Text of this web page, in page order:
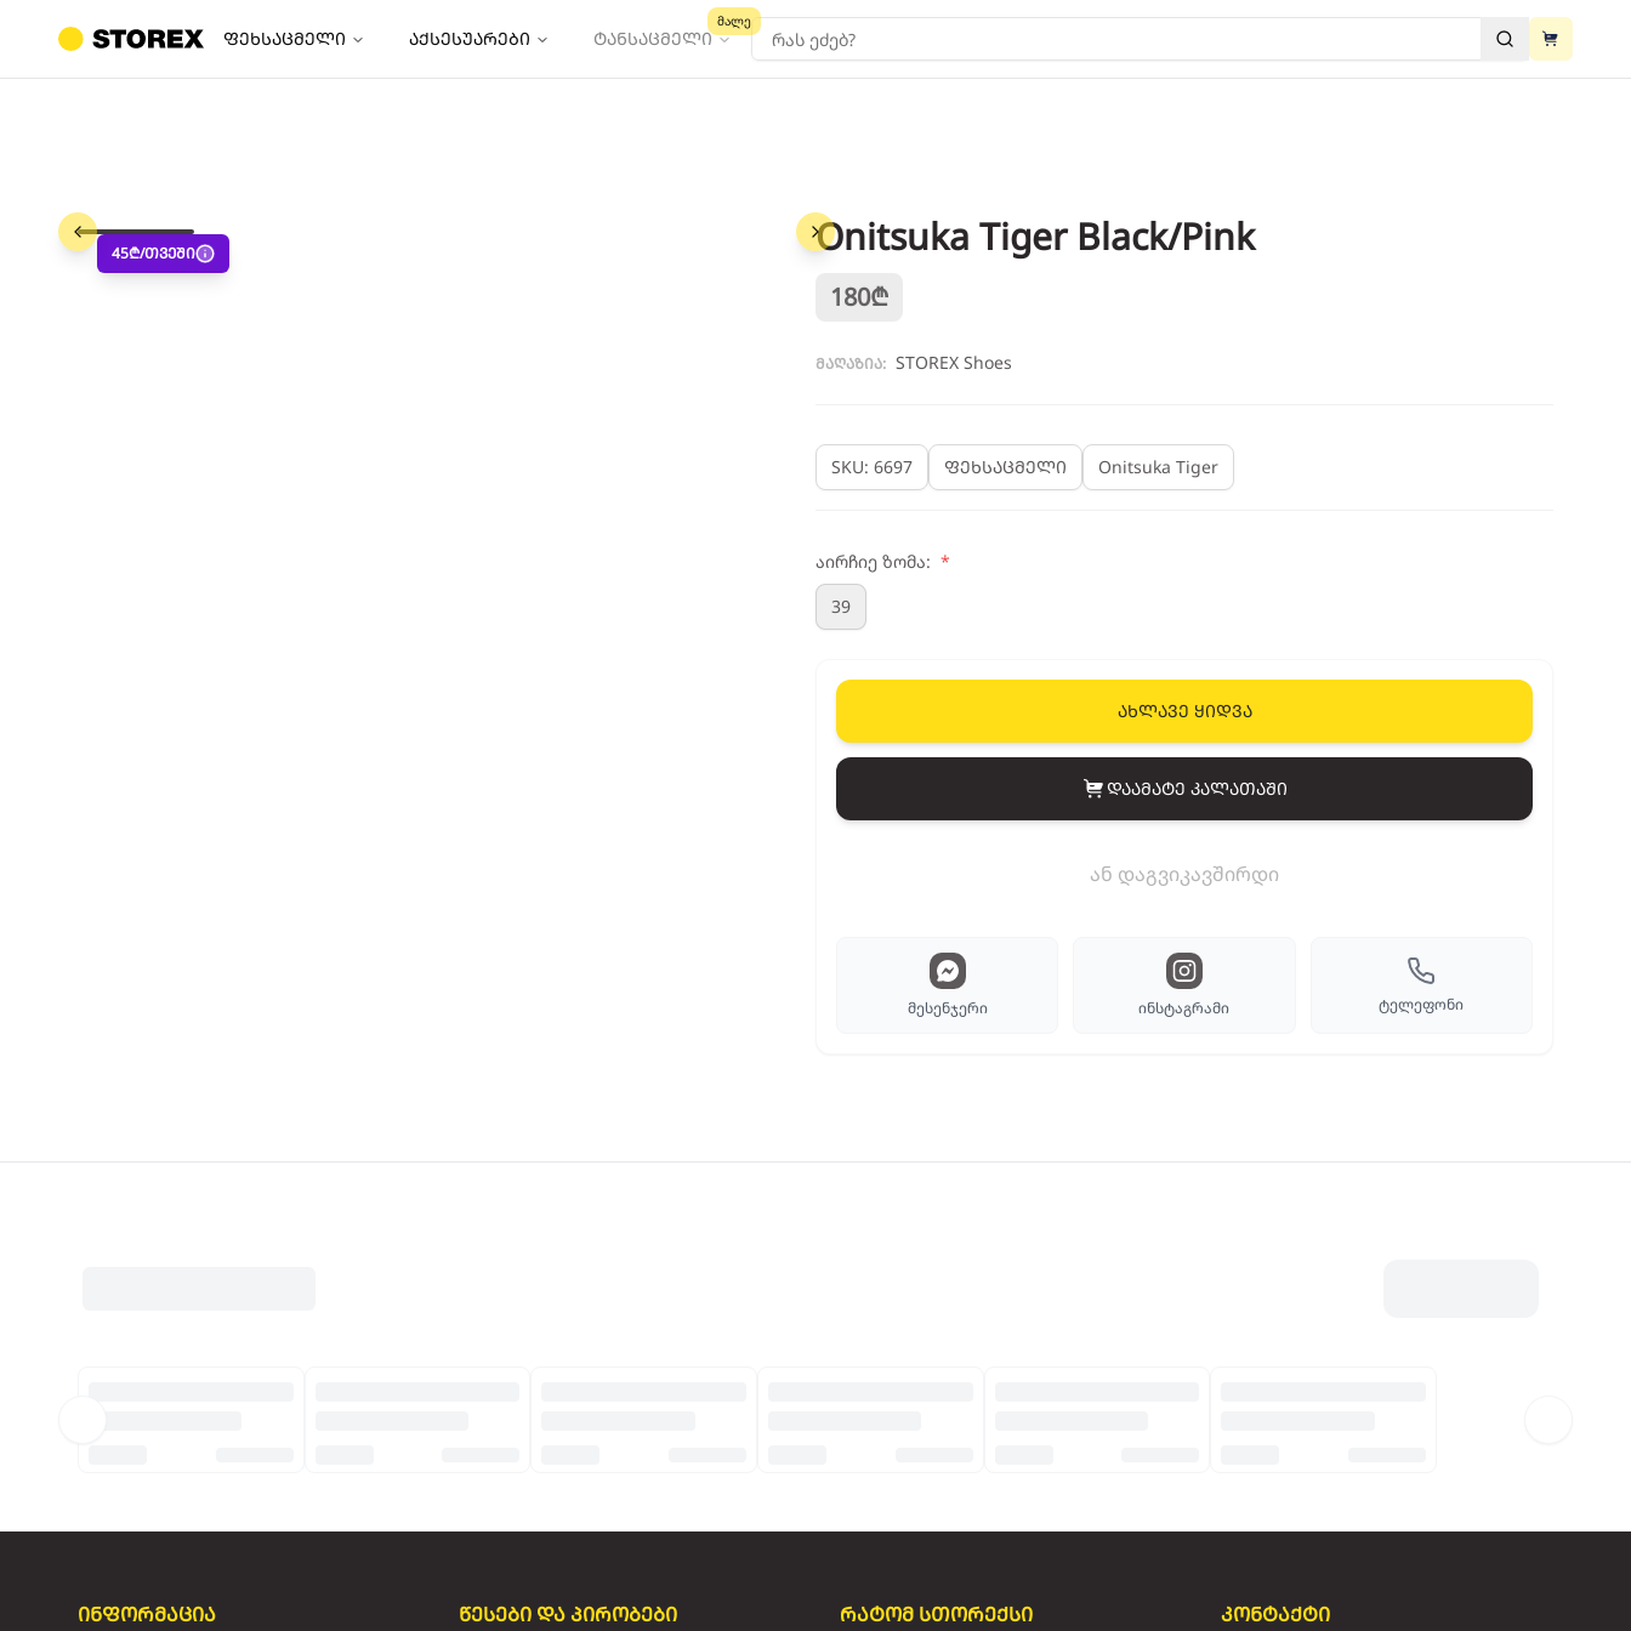
ფეხსაცმელი აქსესუარები ტანსაცმელი
მალე
ძებნაView cart
View cart
45₾/თვეში Onitsuka Tiger Black/Pink
180₾
მაღაზია: STOREX Shoes
SKU: 6697 ფეხსაცმელი Onitsuka Tiger
აირჩიე ზომა: *
39
ახლავე ყიდვა
View cart
დაამატე კალათაში
ან დაგვიკავშირდი
მესენჯერი ინსტაგრამი ტელეფონი
ინფორმაცია წესები და პირობები რატომ სთორექსი კონტაქტი